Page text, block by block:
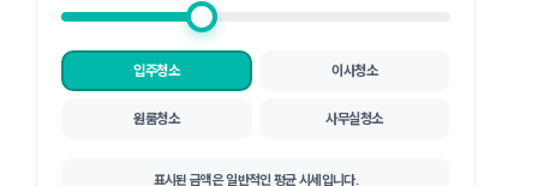
입주청소 이사청소
원룸청소 사무실청소
표시된 금액은 일반적인 평균 시세입니다.